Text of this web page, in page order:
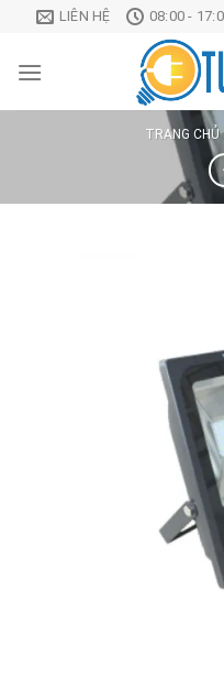
Chuyển
nội
LIÊN HỆ 08:00 -
TRANG CHỦ